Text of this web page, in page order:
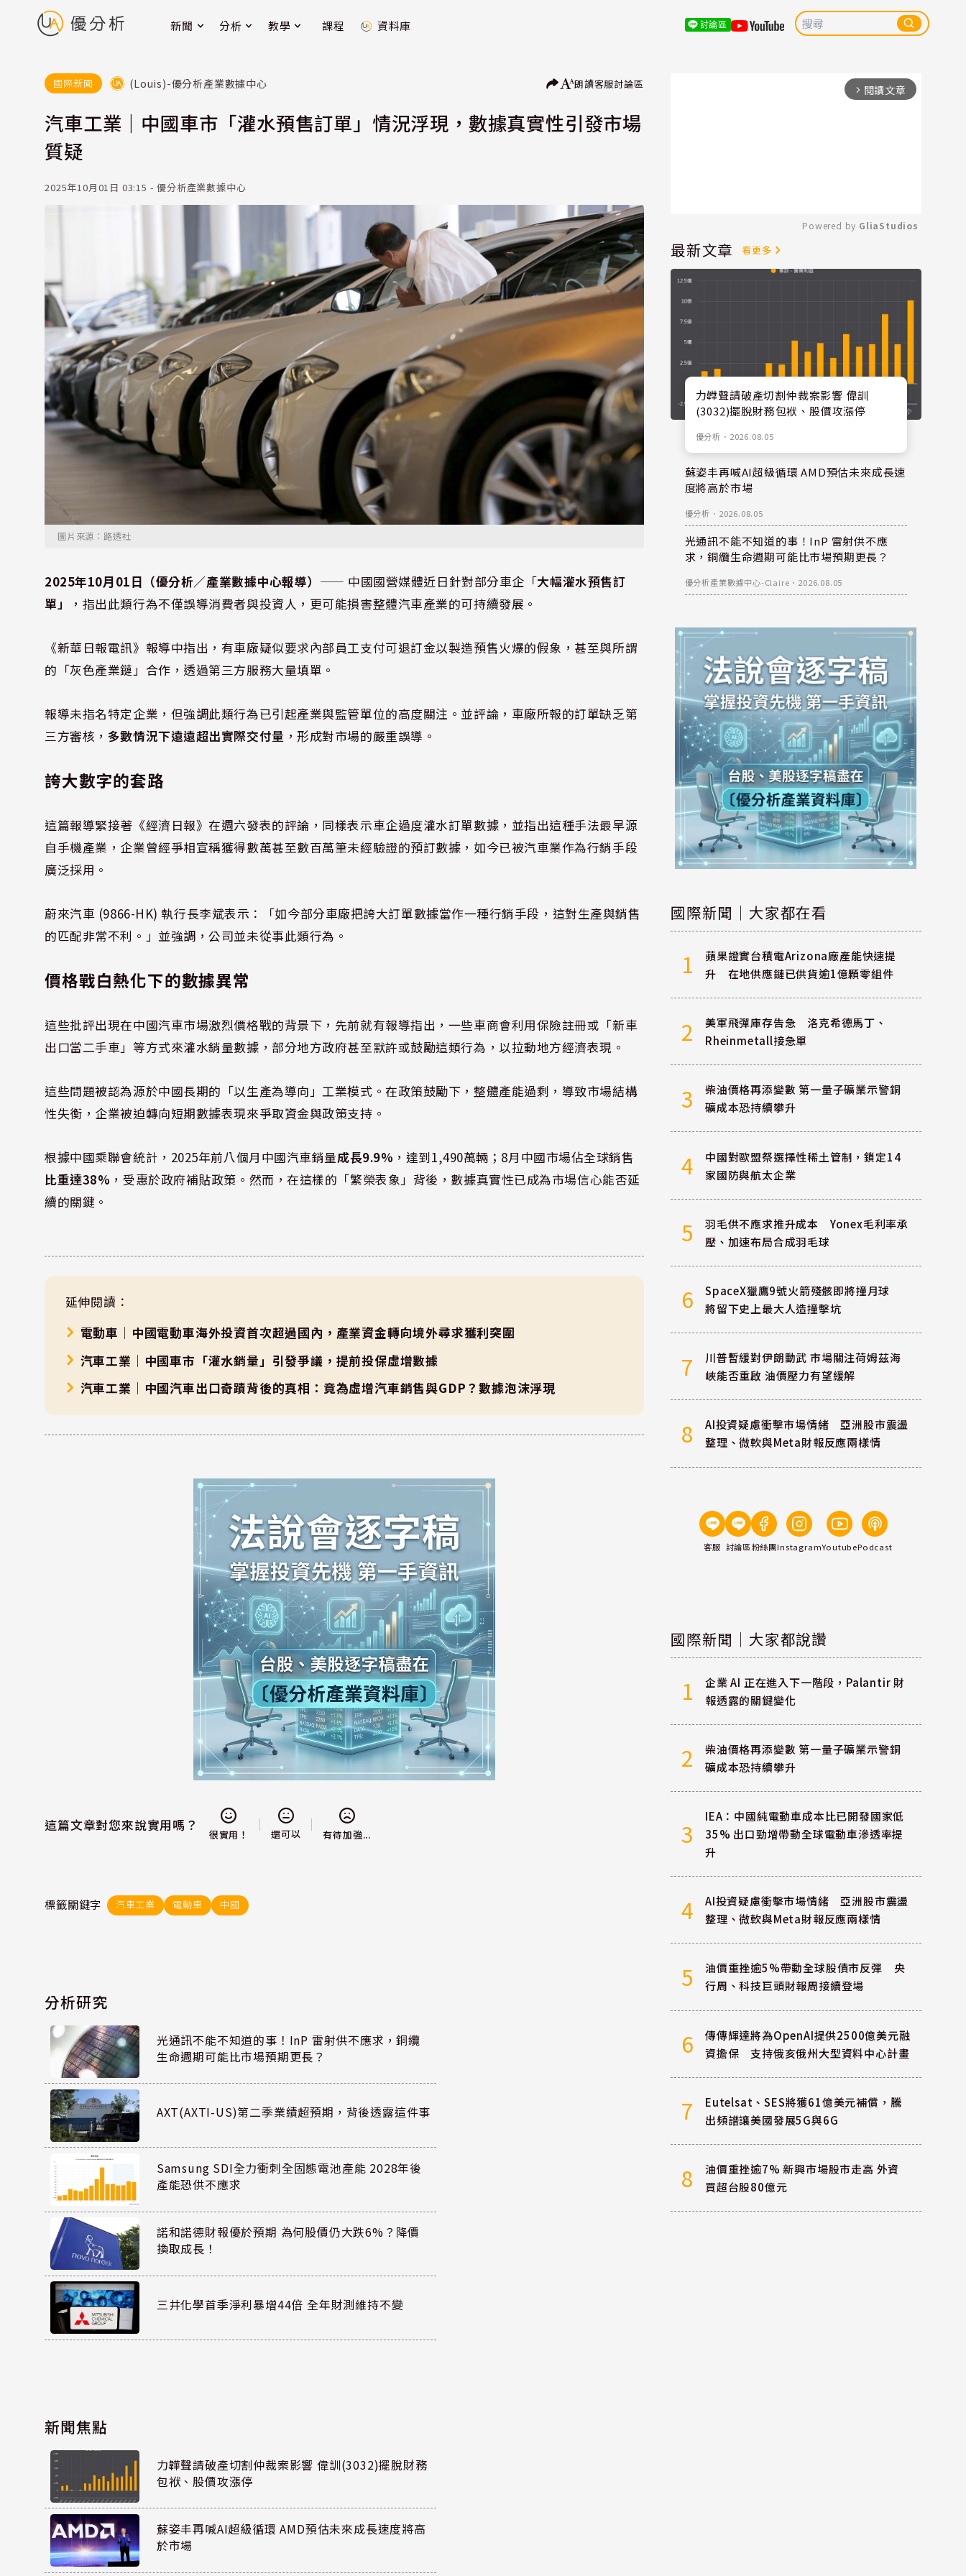
新聞 分析 教學 課程 資料庫 討論區
國際新聞 (Louis)-優分析產業數據中心 朗讀客服討論區
汽車工業｜中國車市「灌水預售訂單」情況浮現，數據真實性引發市場
質疑
2025年10月01日 03:15 - 優分析產業數據中心
圖片來源：路透社
2025年10月01日（優分析／產業數據中心報導） ⸺ 中國國營媒體近日針對部分車企「大幅灌水預售訂
單」
，指出此類行為不僅誤導消費者與投資人，更可能損害整體汽車產業的可持續發展。
《新華日報電訊》報導中指出，有車廠疑似要求內部員工支付可退訂金以製造預售火爆的假象，甚至與所謂
的「灰色產業鏈」合作，透過第三方服務大量填單。
報導未指名特定企業，但強調此類行為已引起產業與監管單位的高度關注。並評論，車廠所報的訂單缺乏第
三方審核， 多數情況下遠遠超出實際交付量 ，形成對市場的嚴重誤導。
誇大數字的套路
這篇報導緊接著《經濟日報》在週六發表的評論，同樣表示車企過度灌水訂單數據，並指出這種手法最早源
自手機產業，企業曾經爭相宣稱獲得數萬甚至數百萬筆未經驗證的預訂數據，如今已被汽車業作為行銷手段
廣泛採用。
蔚來汽車 (9866-HK) 執行長李斌表示：「如今部分車廠把誇大訂單數據當作一種行銷手段，這對生產與銷售
的匹配非常不利。」並強調，公司並未從事此類行為。
價格戰白熱化下的數據異常
這些批評出現在中國汽車市場激烈價格戰的背景下，先前就有報導指出，一些車商會利用保險註冊或「新車
出口當二手車」等方式來灌水銷量數據，部分地方政府甚至默許或鼓勵這類行為，以拉動地方經濟表現。
這些問題被認為源於中國長期的「以生產為導向」工業模式。在政策鼓勵下，整體產能過剩，導致市場結構
性失衡，企業被迫轉向短期數據表現來爭取資金與政策支持。
根據中國乘聯會統計，2025年前八個月中國汽車銷量成長9.9% ，達到1,490萬輛；8月中國市場佔全球銷售
比重達38% ，受惠於政府補貼政策。然而，在這樣的「繁榮表象」背後，數據真實性已成為市場信心能否延
續的關鍵。
延伸閱讀：
電動車｜中國電動車海外投資首次超過國內，產業資金轉向境外尋求獲利突圍
汽車工業｜中國車市「灌水銷量」引發爭議，提前投保虛增數據
汽車工業｜中國汽車出口奇蹟背後的真相：竟為虛增汽車銷售與GDP？數據泡沫浮現
這篇文章對您來說實用嗎？
很實用！ 還可以 有待加強...
標籤關鍵字 汽車工業 電動車 中國
分析研究
光通訊不能不知道的事！InP 雷射供不應求，銅纜
生命週期可能比市場預期更長？
AXT(AXTI-US)第二季業績超預期，背後透露這件事
Samsung SDI全力衝刺全固態電池產能 2028年後
產能恐供不應求
諾和諾德財報優於預期 為何股價仍大跌6%？降價
換取成長！
三井化學首季淨利暴增44倍 全年財測維持不變
新聞焦點
力韡聲請破產切割仲裁案影響 偉訓(3032)擺脫財務
包袱、股價攻漲停
蘇姿丰再喊AI超級循環 AMD預估未來成長速度將高
於市場
arrow_forward_ios 閱讀文章
Mute
Powered by GliaStudios
最新文章 看更多
力韡聲請破產切割仲裁案影響 偉訓
(3032)擺脫財務包袱、股價攻漲停
優分析 ． 2026.08.05
蘇姿丰再喊AI超級循環 AMD預估未來成長速
度將高於市場
優分析 ． 2026.08.05
光通訊不能不知道的事！InP 雷射供不應
求，銅纜生命週期可能比市場預期更長？
優分析產業數據中心-Claire ． 2026.08.05
國際新聞｜大家都在看
1
蘋果證實台積電Arizona廠產能快速提
升 在地供應鏈已供貨逾1億顆零組件
2
美軍飛彈庫存告急 洛克希德馬丁、
Rheinmetall接急單
3
柴油價格再添變數 第一量子礦業示警銅
礦成本恐持續攀升
4
中國對歐盟祭選擇性稀土管制，鎖定14
家國防與航太企業
5
羽毛供不應求推升成本 Yonex毛利率承
壓、加速布局合成羽毛球
6
SpaceX獵鷹9號火箭殘骸即將撞月球
將留下史上最大人造撞擊坑
7
川普暫緩對伊朗動武 市場關注荷姆茲海
峽能否重啟 油價壓力有望緩解
8
AI投資疑慮衝擊市場情緒 亞洲股市震盪
整理、微軟與Meta財報反應兩樣情
客服 討論區粉絲團InstagramYoutubePodcast
國際新聞｜大家都說讚
1
企業 AI 正在進入下一階段，Palantir 財
報透露的關鍵變化
2
柴油價格再添變數 第一量子礦業示警銅
礦成本恐持續攀升
3
IEA：中國純電動車成本比已開發國家低
35% 出口勁增帶動全球電動車滲透率提
升
4
AI投資疑慮衝擊市場情緒 亞洲股市震盪
整理、微軟與Meta財報反應兩樣情
5
油價重挫逾5%帶動全球股債市反彈 央
行周、科技巨頭財報周接續登場
6
傳傳輝達將為OpenAI提供2500億美元融
資擔保 支持俄亥俄州大型資料中心計畫
7
Eutelsat、SES將獲61億美元補償，騰
出頻譜讓美國發展5G與6G
8
油價重挫逾7% 新興市場股市走高 外資
買超台股80億元